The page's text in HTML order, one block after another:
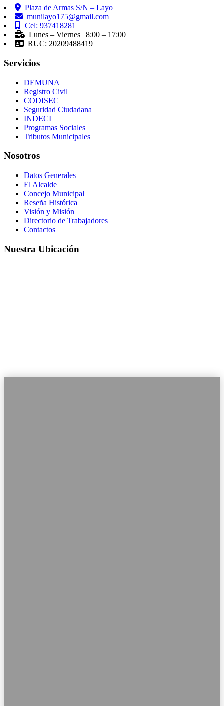
Plaza de Armas S/N – Layo
munilayo175@gmail.com
Cel: 937418281
Lunes – Viernes | 8:00 – 17:00
RUC: 20209488419
Servicios
DEMUNA
Registro Civil
CODISEC
Seguridad Ciudadana
INDECI
Programas Sociales
Tributos Municipales
Nosotros
Datos Generales
El Alcalde
Concejo Municipal
Reseña Histórica
Visión y Misión
Directorio de Trabajadores
Contactos
Nuestra Ubicación